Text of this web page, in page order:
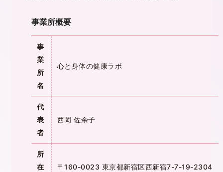
事業所概要
事
業
所
名
心と身体の健康ラボ
代
表
者
西岡 佐余子
所
在
〒160-0023 東京都新宿区西新宿7-7-19-2304